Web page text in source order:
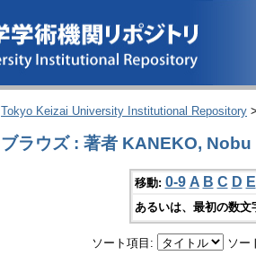
Tokyo Keizai University Institutional Repository
ブラウズ : 著者 KANEKO,
移動: 0-9 A B C D E
あるいは、最初の数
ソート項目: ソー